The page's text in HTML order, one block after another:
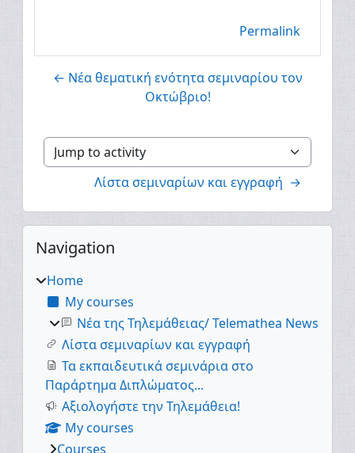
Permalink
← Νέα θεματική ενότητα σεμιναρίου τον
Οκτώβριο!
Jump to activity
Λίστα σεμιναρίων και εγγραφή  →
Blocks
Skip Navigation
Navigation
Home
My courses
Νέα της Τηλεμάθειας/ Telemathea News
Λίστα σεμιναρίων και εγγραφή
Τα εκπαιδευτικά σεμινάρια στο
Παράρτημα Διπλώματος...
Αξιολογήστε την Τηλεμάθεια!
My courses
Courses